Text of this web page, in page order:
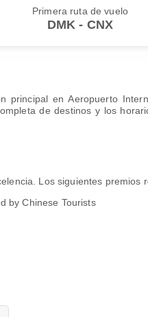
Primera ruta de vuelo
DMK - CNX
en Aeropuerto
de destinos y los
Los siguientes premios
by Chinese Tourists